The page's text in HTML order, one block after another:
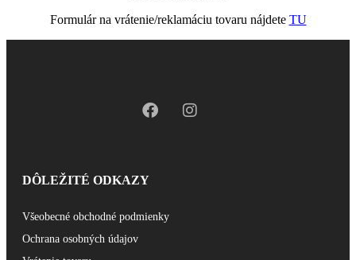
Formulár na vrátenie/reklamáciu tovaru nájdete TU
DÔLEŽITÉ ODKAZY
Všeobecné obchodné podmienky
Ochrana osobných údajov